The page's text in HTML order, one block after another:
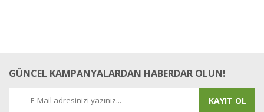
GÜNCEL KAMPANYALARDAN HABERDAR OLUN!
KAYIT OL